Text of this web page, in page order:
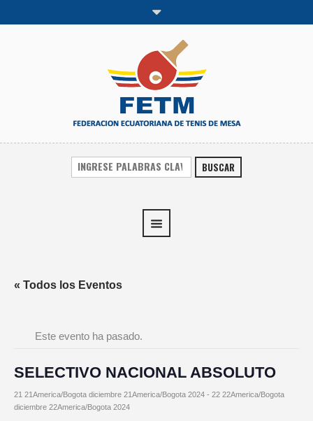
BUSCAR
« Todos los Eventos
Este evento ha pasado.
SELECTIVO NACIONAL ABSOLUTO
21 21America/Bogota diciembre 21America/Bogota 2024 - 22 22America/Bogota
diciembre 22America/Bogota 2024